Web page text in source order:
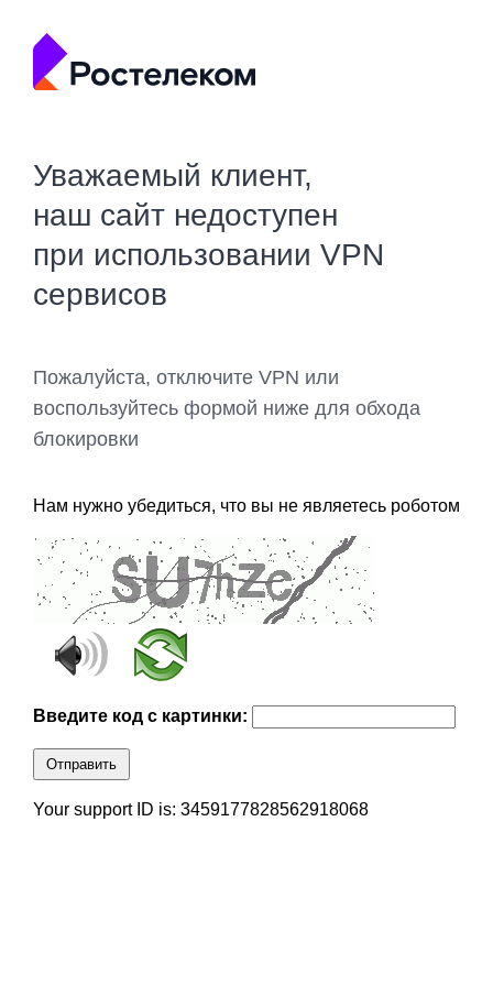
Уважаемый клиент,
наш сайт недоступен
при использовании VPN
сервисов
Пожалуйста, отключите VPN или
воспользуйтесь формой ниже для обхода
блокировки
Нам нужно убедиться, что вы не являетесь роботом
Введите код с картинки:
Отправить
Your support ID is: 3459177828562918068